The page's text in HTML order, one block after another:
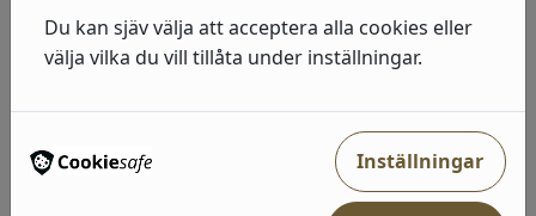
749kr I lager: 2-7 arbetsdagar
Stig Lindberg Fruktlåda | Boråstapeter
(1972) Gul, Ljus
Du kan sjäv välja att acceptera alla cookies eller
välja vilka du vill tillåta under inställningar.
Inställningar